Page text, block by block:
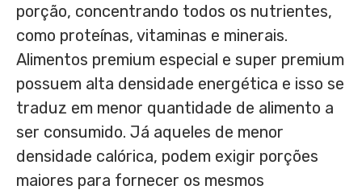
porção, concentrando todos os nutrientes,
como proteínas, vitaminas e minerais.
Alimentos premium especial e super premium
possuem alta densidade energética e isso se
traduz em menor quantidade de alimento a
ser consumido. Já aqueles de menor
densidade calórica, podem exigir porções
maiores para fornecer os mesmos